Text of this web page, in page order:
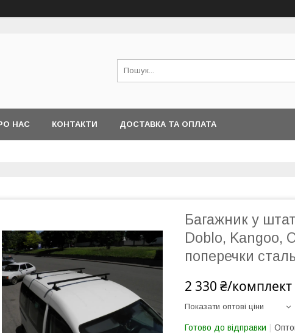
НАС КОНТАКТИ ДОСТАВКА ТА ОПЛАТА
Багажник у
Doblo, Kangoo,
поперечки
2 330 ₴/комплект
Показати оптові ціни
Готово до відправки